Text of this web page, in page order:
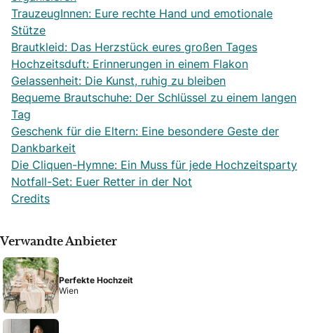
TrauzeugInnen: Eure rechte Hand und emotionale
Stütze
Brautkleid: Das Herzstück eures großen Tages
Hochzeitsduft: Erinnerungen in einem Flakon
Gelassenheit: Die Kunst, ruhig zu bleiben
Bequeme Brautschuhe: Der Schlüssel zu einem langen
Tag
Geschenk für die Eltern: Eine besondere Geste der
Dankbarkeit
Die Cliquen-Hymne: Ein Muss für jede Hochzeitsparty
Notfall-Set: Euer Retter in der Not
Credits
Verwandte Anbieter
Perfekte Hochzeit
Wien